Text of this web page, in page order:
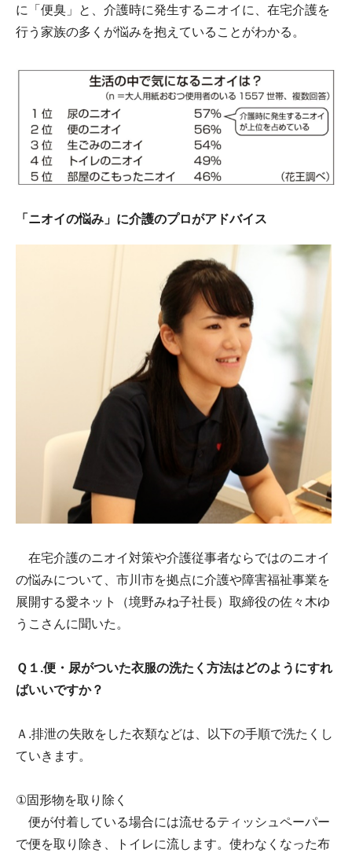
に「便臭」と、介護時に発生するニオイに、在宅介護を
行う家族の多くが悩みを抱えていることがわかる。
「ニオイの悩み」に介護のプロがアドバイス
在宅介護のニオイ対策や介護従事者ならではのニオイ
の悩みについて、市川市を拠点に介護や障害福祉事業を
展開する愛ネット（境野みね子社長）取締役の佐々木ゆ
うこさんに聞いた。
Ｑ１.便・尿がついた衣服の洗たく方法はどのようにすれ
ばいいですか？
Ａ.排泄の失敗をした衣類などは、以下の手順で洗たくし
ていきます。
①固形物を取り除く
便が付着している場合には流せるティッシュペーパー
で便を取り除き、トイレに流します。使わなくなった布